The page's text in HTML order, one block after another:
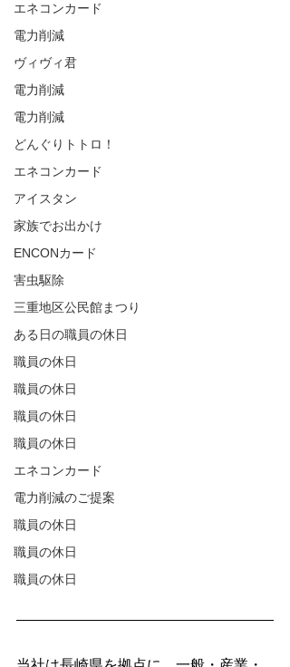
エネコンカード
電力削減
ヴィヴィ君
電力削減
電力削減
どんぐりトトロ！
エネコンカード
アイスタン
家族でお出かけ
ENCONカード
害虫駆除
三重地区公民館まつり
ある日の職員の休日
職員の休日
職員の休日
職員の休日
職員の休日
エネコンカード
電力削減のご提案
職員の休日
職員の休日
職員の休日